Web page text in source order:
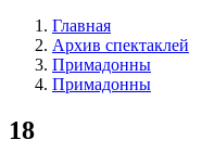
Главная
Архив спектаклей
Примадонны
Примадонны
18